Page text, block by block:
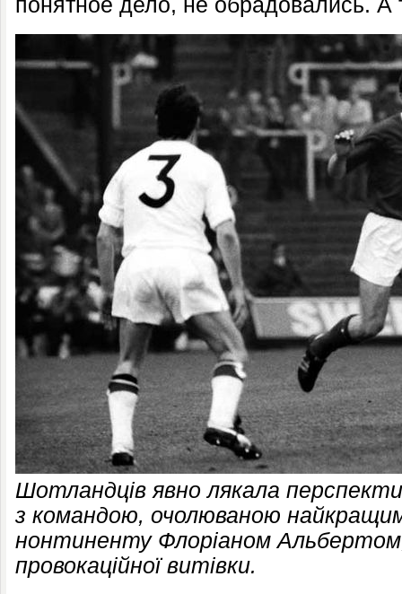
понятное дело, не обрадовались. А
Шотландців явно лякала
з командою, очолюваною
нонтиненту Флоріаном
провокаційної витівки.